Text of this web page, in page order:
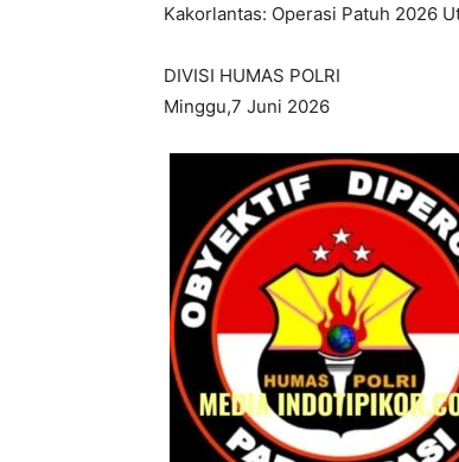
Kakorlantas: Operasi Patuh 2026
DIVISI HUMAS POLRI
Minggu,7 Juni 2026